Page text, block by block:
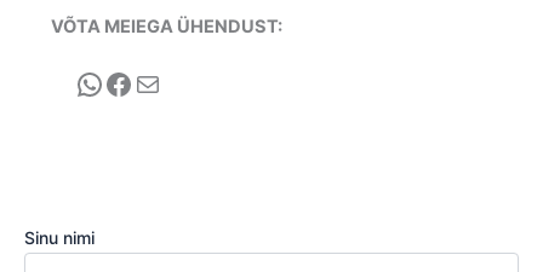
VÕTA MEIEGA ÜHENDUST:
WhatsApp
Facebook
E-post
Sinu nimi